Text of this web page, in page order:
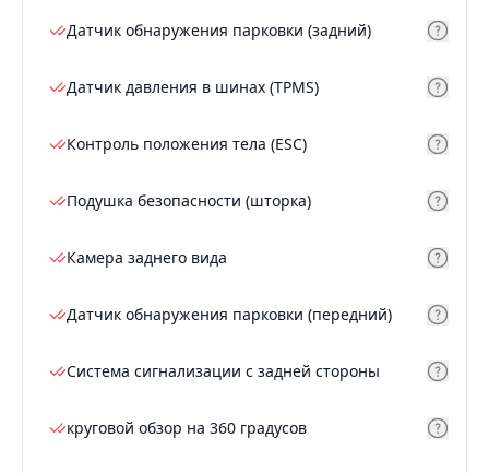
Датчик обнаружения парковки (задний)
Датчик давления в шинах (TPMS)
Контроль положения тела (ESC)
Подушка безопасности (шторка)
Камера заднего вида
Датчик обнаружения парковки (передний)
Система сигнализации с задней стороны
круговой обзор на 360 градусов